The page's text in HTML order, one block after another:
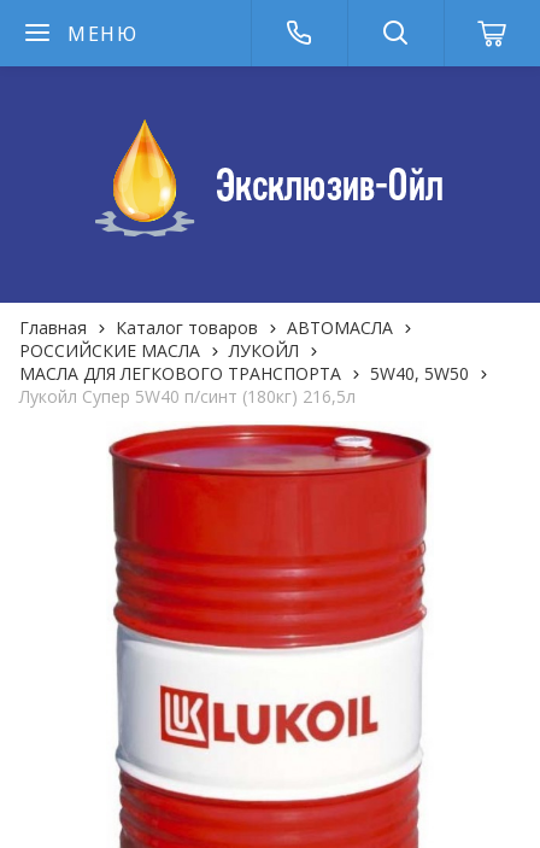
МЕНЮ
Главная Каталог товаров
АВТОМАСЛА
РОССИЙСКИЕ МАСЛА
ЛУКОЙЛ
МАСЛА ДЛЯ ЛЕГКОВОГО ТРАНСПОРТА
5W40, 5W50
Лукойл Супер 5W40 п/синт (180кг) 216,5л